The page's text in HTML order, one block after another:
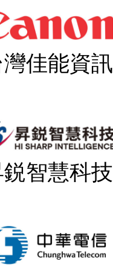
灣佳能資訊
智慧科技